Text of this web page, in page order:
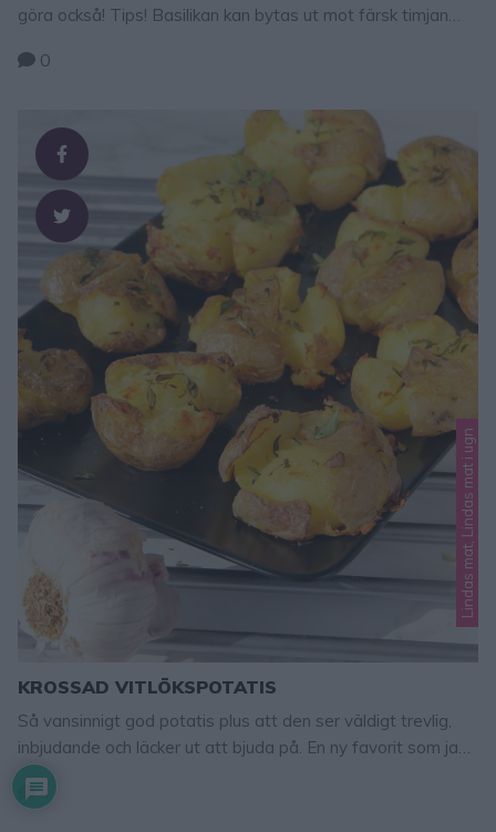
göra också! Tips! Basilikan kan bytas ut mot färsk timjan
det är ljuvligt gott det med! Krossad basilikapotatis potatis
flingsalt färsk basilika GÖR SÅ HÄR 1. Koka potatisen i …
0
Lindas mat, Lindas mat i ugn
KROSSAD VITLÖKSPOTATIS
Så vansinnigt god potatis plus att den ser väldigt trevlig,
inbjudande och läcker ut att bjuda på. En ny favorit som jag
kommer göra många gånger om! Tips! Krydda potatisen
med grillkrydda eller någon annan favoritkrydda. Krossad
4